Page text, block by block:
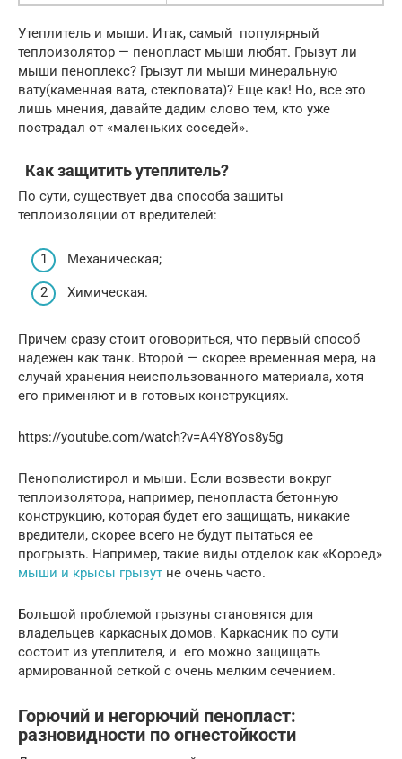
Утеплитель и мыши. Итак, самый популярный
теплоизолятор — пенопласт мыши любят. Грызут ли
мыши пеноплекс? Грызут ли мыши минеральную
вату(каменная вата, стекловата)? Еще как! Но, все это
лишь мнения, давайте дадим слово тем, кто уже
пострадал от «маленьких соседей».
Как защитить утеплитель?
По сути, существует два способа защиты
теплоизоляции от вредителей:
Механическая;
Химическая.
Причем сразу стоит оговориться, что первый способ
надежен как танк. Второй — скорее временная мера, на
случай хранения неиспользованного материала, хотя
его применяют и в готовых конструкциях.
https://youtube.com/watch?v=A4Y8Yos8y5g
Пенополистирол и мыши. Если возвести вокруг
теплоизолятора, например, пенопласта бетонную
конструкцию, которая будет его защищать, никакие
вредители, скорее всего не будут пытаться ее
прогрызть. Например, такие виды отделок как «Короед»
мыши и крысы грызут не очень часто.
Большой проблемой грызуны становятся для
владельцев каркасных домов. Каркасник по сути
состоит из утеплителя, и его можно защищать
армированной сеткой с очень мелким сечением.
Горючий и негорючий пенопласт:
разновидности по огнестойкости